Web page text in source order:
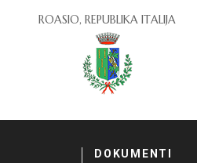
ROASIO, REPUBLIKA ITALIJA
DOKUMENTI